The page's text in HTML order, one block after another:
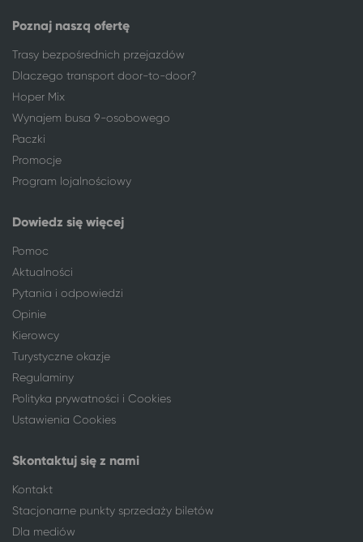
Białystok
Toruń
Białystok
Bydgoszcz
Białystok
Wieniec Zdrój
Białystok
Czaplinek
Białystok
Elbląg
Płock
Białystok
Włocławek
Białystok
Zielona Góra
Poznaj naszą ofertę
Trasy bezpośrednich przejazdów
Dlaczego transport door-to-door?
Hoper Mix
Wynajem busa 9-osobowego
Paczki
Promocje
Program lojalnościowy
Dowiedz się więcej
Pomoc
Aktualności
Pytania i odpowiedzi
Opinie
Kierowcy
Turystyczne okazje
Regulaminy
Polityka prywatności i Cookies
Ustawienia Cookies
Skontaktuj się z nami
Kontakt
Stacjonarne punkty sprzedaży biletów
Dla mediów